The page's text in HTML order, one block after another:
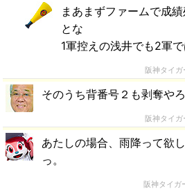
まあまずファームで成
とな
1軍控えの浅井でも2軍
阪神タイガ
そのうち背番号２も剥奪や
阪神タイガ
あたしの場合、雨降って欲
っ。
阪神タイガ